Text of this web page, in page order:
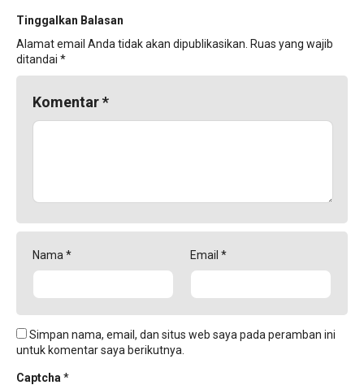
Tinggalkan Balasan
Alamat email Anda tidak akan dipublikasikan. Ruas yang wajib
ditandai *
Komentar*
Nama * Email *
Simpan nama, email, dan situs web saya pada peramban ini
untuk komentar saya berikutnya.
Captcha *